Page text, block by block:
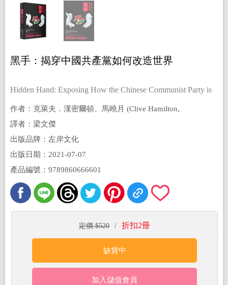
黑手：揭穿中國共產黨如何改造世界
Hidden Hand: Exposing How the Chinese Communist Party is
作者：克萊夫．漢密爾頓、馬曉月 (Clive Hamilton,
Mareike Ohlberg)
譯者：梁文傑
出版品牌：左岸文化
出版日期：2021-07-07
產品編號：9789860666601
定價 $520 / 折扣2冊
缺貨中
加入儲值會員